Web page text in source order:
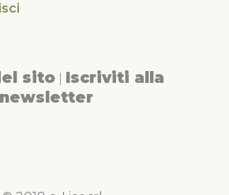
sito Iscriviti alla
newsletter